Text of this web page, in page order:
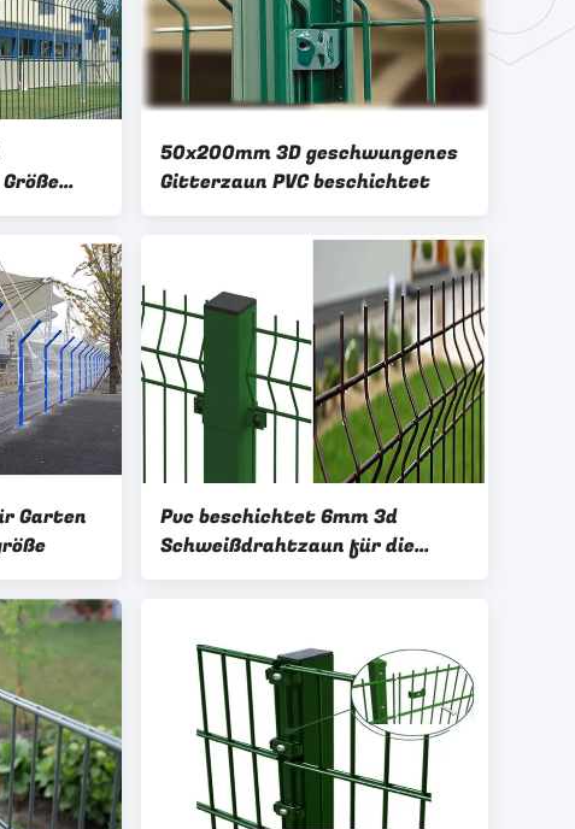
50x200mm 3D geschwungenes
Gitterzaun PVC beschichtet
Garten
Pvc beschichtet 6mm 3d
Schweißdrahtzaun für die
Autobahn